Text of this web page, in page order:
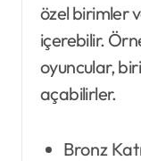
özel birimler
içerebilir.
oyuncular,
açabilirler.
Bronz